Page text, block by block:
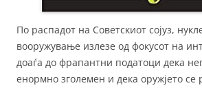
По распадот на Советскиот сојуз,
вооружување излезе од фокусот на
доаѓа до фрапантни податоци дека
енормно зголемен и дека оружјето се